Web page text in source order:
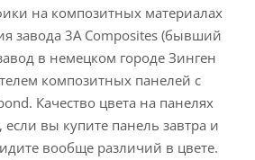
на композитных материалах
завода 3А Composites (бывший
в немецком городе Зинген
композитных панелей с
Качество цвета на панелях
вы купите панель завтра и
вообще различий в цвете.